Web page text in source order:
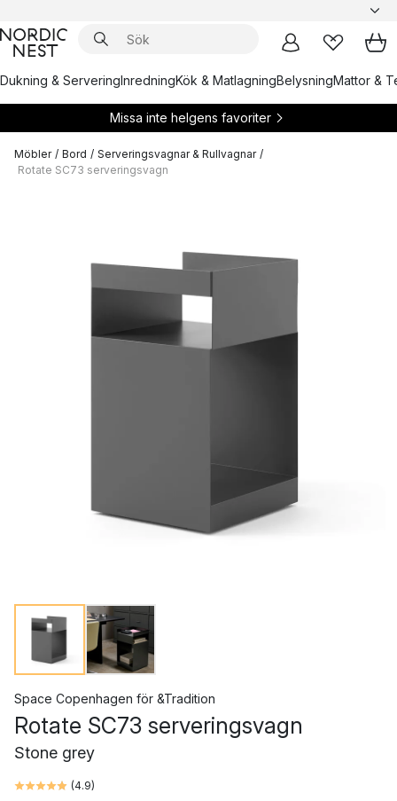
Dukning & ServeringInredningKök & MatlagningBelysningMattor &
Missa inte helgens favoriter
Möbler / Bord / Serveringsvagnar & Rullvagnar /
Rotate SC73 serveringsvagn
Space Copenhagen för &Tradition
Rotate SC73 serveringsvagn
Stone grey
(4.9)